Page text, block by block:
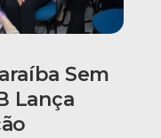
Sem
Lança